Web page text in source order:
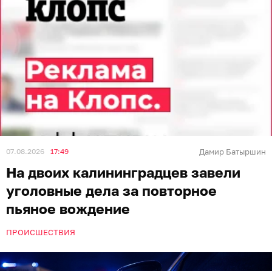
07.08.2026 17:49 Дамир Батыршин
На двоих калининградцев завели
уголовные дела за повторное
пьяное вождение
ПРОИСШЕСТВИЯ